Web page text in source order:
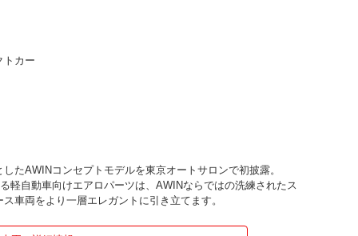
トカー
たAWINコンセプトモデルを東京オートサロンで初披露。
軽自動車向けエアロパーツは、AWINならではの洗練されたス
車両をより一層エレガントに引き立てます。